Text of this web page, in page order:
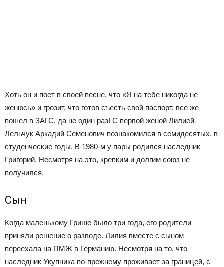
Хоть он и поет в своей песне, что «Я на тебе никогда не
женюсь» и грозит, что готов съесть свой паспорт, все же
пошел в ЗАГС, да не один раз! С первой женой Лилией
Лельчук Аркадий Семенович познакомился в семидесятых, в
студенческие годы. В 1980-м у пары родился наследник –
Григорий. Несмотря на это, крепким и долгим союз не
получился.
Сын
Когда маленькому Грише было три года, его родители
приняли решение о разводе. Лилия вместе с сыном
переехала на ПМЖ в Германию. Несмотря на то, что
наследник Укупника по-прежнему проживает за границей, с